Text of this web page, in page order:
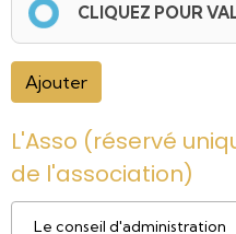
CLIQUEZ POUR
Ajouter
L'Asso (réservé
de l'association)
Le conseil d'administration